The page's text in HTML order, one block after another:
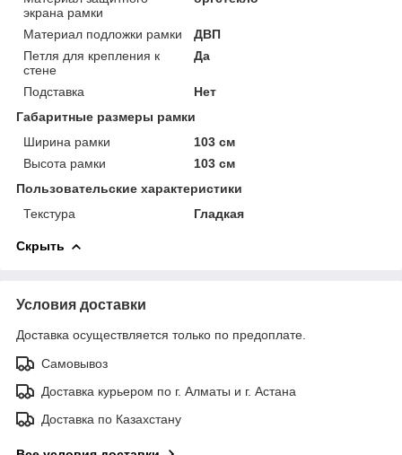
экрана рамки
Материал подложки рамки
ДВП
Петля для крепления к
стене
Да
Подставка
Нет
Габаритные размеры рамки
Ширина рамки
103 см
Высота рамки
103 см
Пользовательские характеристики
Текстура
Гладкая
Скрыть
Условия доставки
Доставка осуществляется только по предоплате.
Самовывоз
Доставка курьером по г. Алматы и г. Астана
Доставка по Казахстану